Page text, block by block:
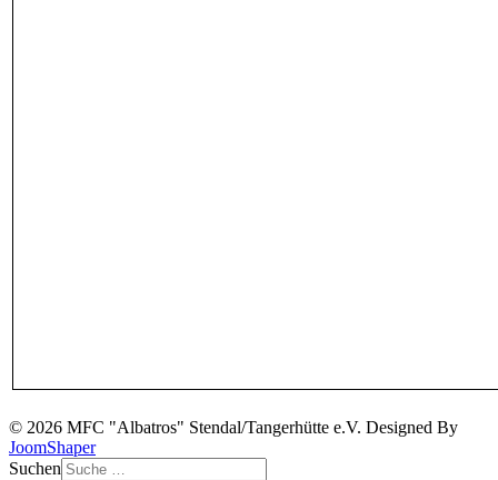
© 2026 MFC "Albatros" Stendal/Tangerhütte e.V. Designed By
JoomShaper
Suchen